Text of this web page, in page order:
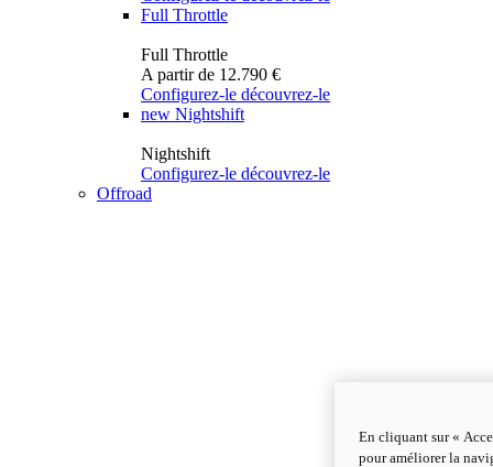
Full Throttle
Full Throttle
A partir de 12.790 €
Configurez-le découvrez-le
new Nightshift
Nightshift
Configurez-le découvrez-le
Offroad
En cliquant sur «
pour améliorer la